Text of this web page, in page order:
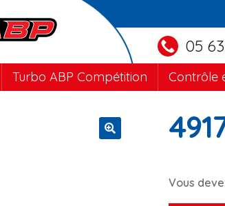
05
Turbo ABP Compétition Contrôle
Vous